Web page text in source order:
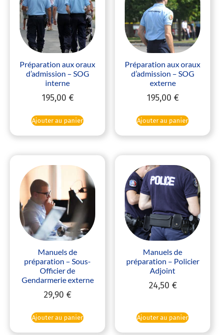
Préparation aux oraux
d’admission – SOG
interne
195,00 €
Ajouter au panier
Préparation aux oraux
d’admission – SOG
externe
195,00 €
Ajouter au panier
Manuels de
préparation – Sous-
Officier de
Gendarmerie externe
29,90 €
Ajouter au panier
Manuels de
préparation – Policier
Adjoint
24,50 €
Ajouter au panier